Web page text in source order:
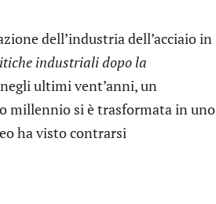
dell’industria dell’acciaio in
industriali dopo la
ultimi vent’anni, un
millennio si è trasformata in uno
ha visto contrarsi